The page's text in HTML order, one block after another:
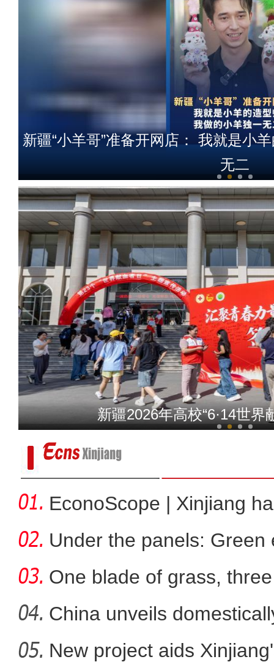
新疆“小羊哥”准备开网店： 我就是小
无二
塔吉克斯坦记者代表团抵达
多国专家分享新疆见闻：与西方
新疆2026年高校“6·14世界
中外艺术家走进新疆伊犁
EconoScope | Xinjiang
energ
Under the panels: Green
more
One blade of grass,
China unveils
f
New project aids